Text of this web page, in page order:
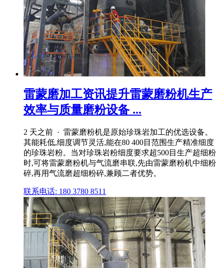
雷蒙磨加工资讯提升雷蒙磨粉机生产
效率与质量磨粉设备 ...
2 天之前 · 雷蒙磨粉机是原始珍珠岩加工的优选设备。
其能耗低,细度调节灵活,能在80 400目范围生产精准细度
的珍珠岩粉。当对珍珠岩粉细度要求超500目生产超细粉
时,可将雷蒙磨粉机与气流磨串联,先由雷蒙磨粉机中细粉
碎,再用气流磨超细粉碎,兼顾二者优势。
联系电话: 180 3780 8511